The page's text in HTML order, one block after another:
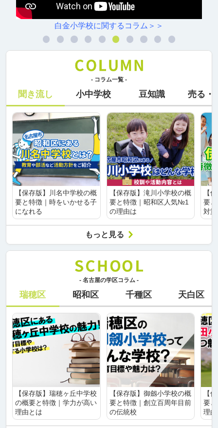
白金小学校に関するコラム＞＞
- コラム一覧 -
聞き流し 小中学校 豆知識 売る・
【保存版】川名中学校の概
要と特徴｜時をいかせる子
になれる
【保存版】滝川小学校の概
要と特徴｜昭和区人気№1
の理由は
【
要
対
もっと見る
- 名古屋の学区コラム -
瑞穂区 昭和区 千種区 天白区
【保存版】瑞穂ヶ丘中学校
の概要と特徴｜学力が高い
理由とは
【保存版】御劔小学校の概
要と特徴｜創立百周年目前
の伝統校
【
要
理